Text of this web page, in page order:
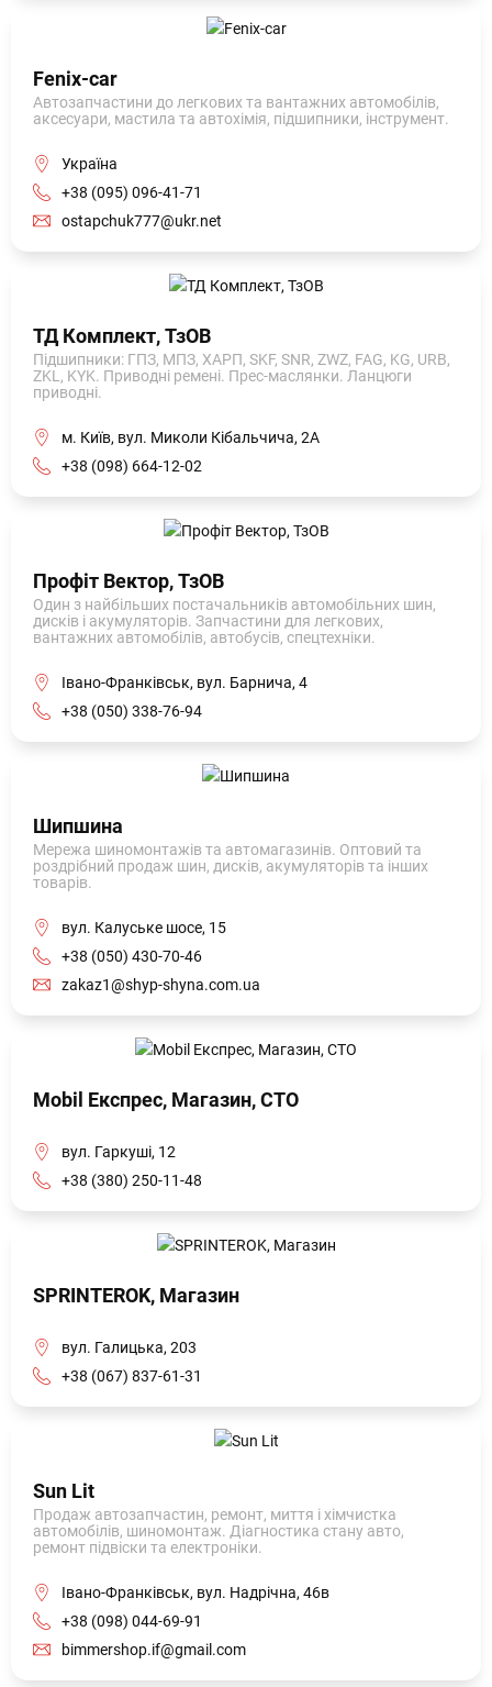
Fenix-car
Автозапчастини до легкових та вантажних автомобілів,
аксесуари, мастила та автохімія, підшипники, інструмент.
Україна
+38 (095) 096-41-71
ostapchuk777@ukr.net
ТД Комплект, ТзОВ
Підшипники: ГПЗ, МПЗ, ХАРП, SKF, SNR, ZWZ, FAG, KG, URB,
ZKL, KYK. Приводні ремені. Прес-маслянки. Ланцюги
приводні.
м. Київ, вул. Миколи Кібальчича, 2А
+38 (098) 664-12-02
Профіт Вектор, ТзОВ
Один з найбільших постачальників автомобільних шин,
дисків і акумуляторів. Запчастини для легкових,
вантажних автомобілів, автобусів, спецтехніки.
Івано-Франківськ, вул. Барнича, 4
+38 (050) 338-76-94
Шипшина
Мережа шиномонтажів та автомагазинів. Оптовий та
роздрібний продаж шин, дисків, акумуляторів та інших
товарів.
вул. Калуське шосе, 15
+38 (050) 430-70-46
zakaz1@shyp-shyna.com.ua
Mobil Експрес, Магазин, СТО
вул. Гаркуші, 12
+38 (380) 250-11-48
SPRINTEROK, Магазин
вул. Галицька, 203
+38 (067) 837-61-31
Sun Lit
Продаж автозапчастин, ремонт, миття і хімчистка
автомобілів, шиномонтаж. Діагностика стану авто,
ремонт підвіски та електроніки.
Івано-Франківськ, вул. Надрічна, 46в
+38 (098) 044-69-91
bimmershop.if@gmail.com